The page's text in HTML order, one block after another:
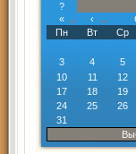
?
«
‹
Пн
Вт Ср
3
4 5
10
11 12
17
18 19
24
25 26
31